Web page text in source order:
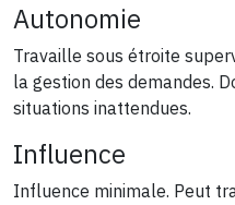
Autonomie
Travaille sous étroite
la gestion des demandes.
situations inattendues.
Influence
Influence minimale. Peut